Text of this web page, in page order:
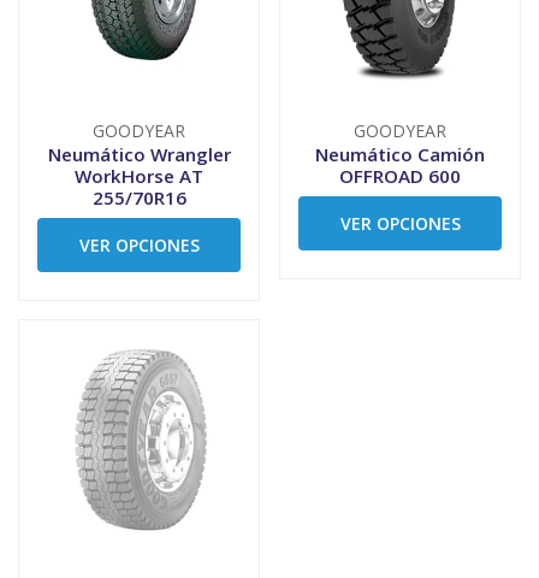
GOODYEAR
Neumático Wrangler
WorkHorse AT
255/70R16
VER OPCIONES
GOODYEAR
Neumático Camión
OFFROAD 600
VER OPCIONES